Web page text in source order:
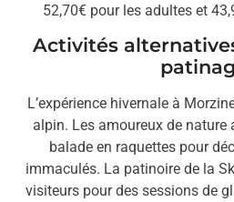
52,70€ pour les adultes et
Activités
L’expérience hivernale à
alpin. Les amoureux de nature
balade en raquettes pour
immaculés. La patinoire de la
visiteurs pour des sessions de